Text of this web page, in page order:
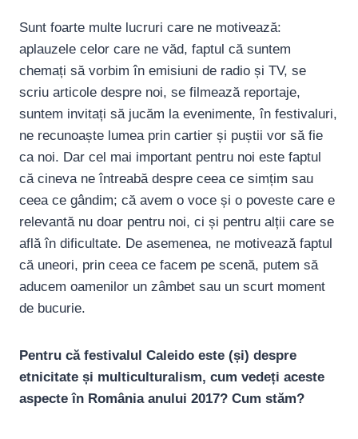
Sunt foarte multe lucruri care ne motivează:
aplauzele celor care ne văd, faptul că suntem
chemați să vorbim în emisiuni de radio și TV, se
scriu articole despre noi, se filmează reportaje,
suntem invitați să jucăm la evenimente, în festivaluri,
ne recunoaște lumea prin cartier și puștii vor să fie
ca noi. Dar cel mai important pentru noi este faptul
că cineva ne întreabă despre ceea ce simțim sau
ceea ce gândim; că avem o voce și o poveste care e
relevantă nu doar pentru noi, ci și pentru alții care se
află în dificultate. De asemenea, ne motivează faptul
că uneori, prin ceea ce facem pe scenă, putem să
aducem oamenilor un zâmbet sau un scurt moment
de bucurie.
Pentru că festivalul Caleido este (și) despre
etnicitate și multiculturalism, cum vedeți aceste
aspecte în România anului 2017? Cum stăm?